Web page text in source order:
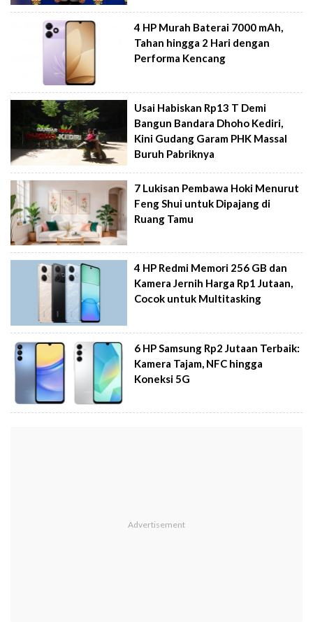
4 HP Murah Baterai 7000 mAh,
Tahan hingga 2 Hari dengan
Performa Kencang
Usai Habiskan Rp13 T Demi
Bangun Bandara Dhoho Kediri,
Kini Gudang Garam PHK Massal
Buruh Pabriknya
7 Lukisan Pembawa Hoki Menurut
Feng Shui untuk Dipajang di
Ruang Tamu
4 HP Redmi Memori 256 GB dan
Kamera Jernih Harga Rp1 Jutaan,
Cocok untuk Multitasking
6 HP Samsung Rp2 Jutaan Terbaik:
Kamera Tajam, NFC hingga
Koneksi 5G